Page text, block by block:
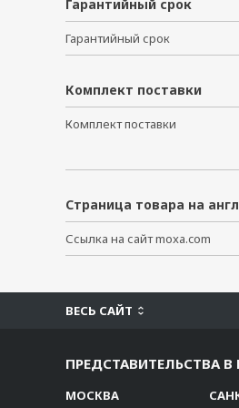
Гарантийный срок
Гарантийный срок
Комплект поставки
Комплект поставки
Страница товара на
Ссылка на сайт moxa.com
ВЕСЬ САЙТ
ПРЕДСТАВИТЕЛЬСТВА В
МОСКВА